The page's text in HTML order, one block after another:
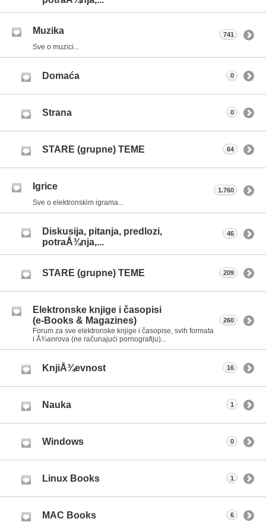
Muzika
Sve o muzici...
741
Domaća 0
Strana 0
STARE (grupne) TEME 64
Igrice
Sve o elektronskim igrama...
1.760
Diskusija, pitanja, predlozi,
potraÅ¾nja,...
46
STARE (grupne) TEME 209
Elektronske knjige i časopisi
(e-Books & Magazines)
Forum za sve elektronske knjige i časopise, svih formata
i Å¾anrova (ne računajući pornografiju)...
260
KnjiÅ¾evnost 16
Nauka 1
Windows 0
Linux Books 1
MAC Books 6